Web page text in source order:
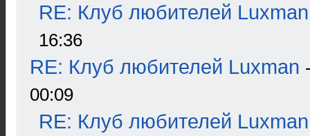
RE: Клуб любителей Luxman
16:36
RE: Клуб любителей Luxman
00:09
RE: Клуб любителей Luxman